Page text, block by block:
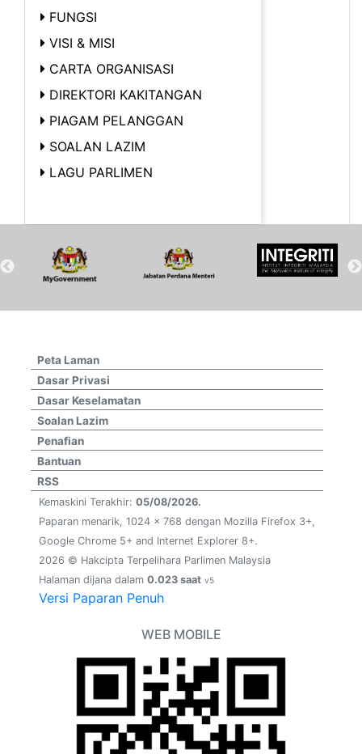
FUNGSI
VISI & MISI
CARTA ORGANISASI
DIREKTORI KAKITANGAN
PIAGAM PELANGGAN
SOALAN LAZIM
LAGU PARLIMEN
Peta Laman
Dasar Privasi
Dasar Keselamatan
Soalan Lazim
Penafian
Bantuan
RSS
Kemaskini Terakhir: 05/08/2026.
Paparan menarik, 1024 x 768 dengan Mozilla Firefox 3+,
Google Chrome 5+ and Internet Explorer 8+.
2026 © Hakcipta Terpelihara Parlimen Malaysia
Halaman dijana dalam 0.023 saat v5
Versi Paparan Penuh
WEB MOBILE